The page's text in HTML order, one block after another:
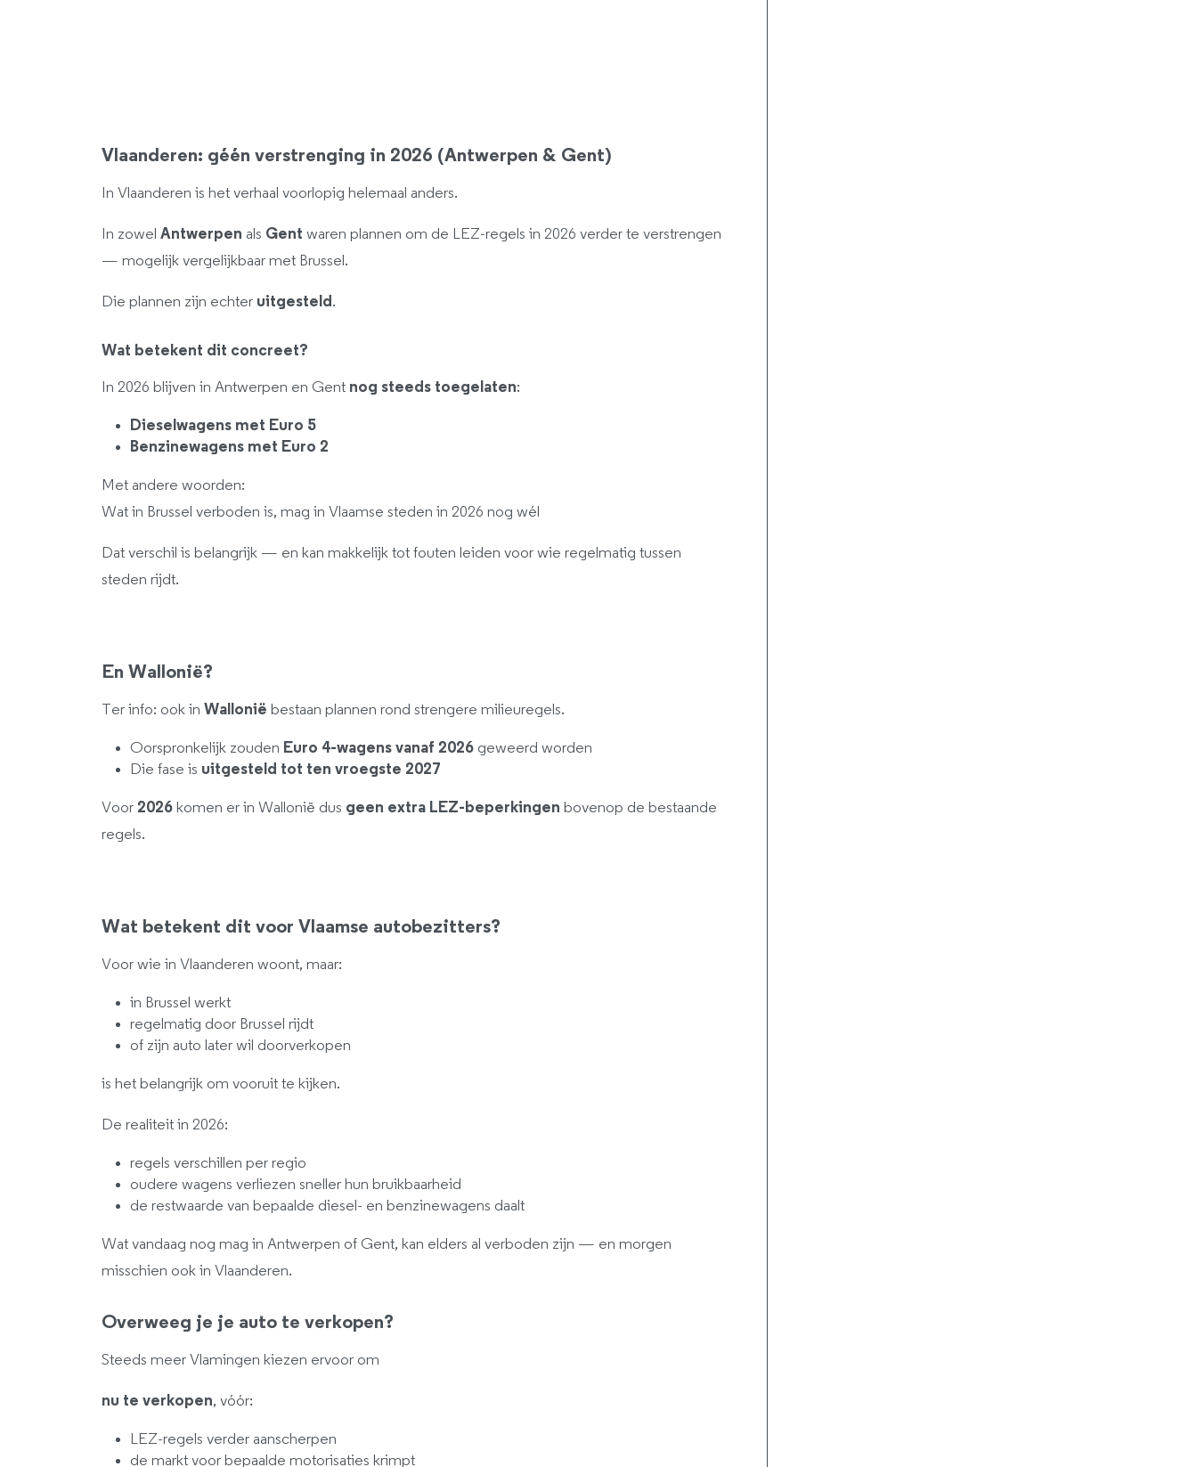
Vlaanderen: géén verstrenging in 2026 (Antwerpen & Gent)
In Vlaanderen is het verhaal voorlopig helemaal anders.
In zowel Antwerpen als Gent waren plannen om de LEZ-regels in 2026 verder te verstrengen
— mogelijk vergelijkbaar met Brussel.
Die plannen zijn echter uitgesteld .
Wat betekent dit concreet?
In 2026 blijven in Antwerpen en Gent nog steeds toegelaten:
Dieselwagens met Euro 5
Benzinewagens met Euro 2
Met andere woorden:
Wat in Brussel verboden is, mag in Vlaamse steden in 2026 nog wél
Dat verschil is belangrijk — en kan makkelijk tot fouten leiden voor wie regelmatig tussen
steden rijdt.
En Wallonië?
Ter info: ook in Wallonië bestaan plannen rond strengere milieuregels.
Oorspronkelijk zouden Euro 4-wagens vanaf 2026 geweerd worden
Die fase is uitgesteld tot ten vroegste 2027
Voor 2026 komen er in Wallonië dus geen extra LEZ-beperkingen bovenop de bestaande
regels.
Wat betekent dit voor Vlaamse autobezitters?
Voor wie in Vlaanderen woont, maar:
in Brussel werkt
regelmatig door Brussel rijdt
of zijn auto later wil doorverkopen
is het belangrijk om vooruit te kijken.
De realiteit in 2026:
regels verschillen per regio
oudere wagens verliezen sneller hun bruikbaarheid
de restwaarde van bepaalde diesel- en benzinewagens daalt
Wat vandaag nog mag in Antwerpen of Gent, kan elders al verboden zijn — en morgen
misschien ook in Vlaanderen.
Overweeg je je auto te verkopen?
Steeds meer Vlamingen kiezen ervoor om
nu te verkopen, vóór:
LEZ-regels verder aanscherpen
de markt voor bepaalde motorisaties krimpt